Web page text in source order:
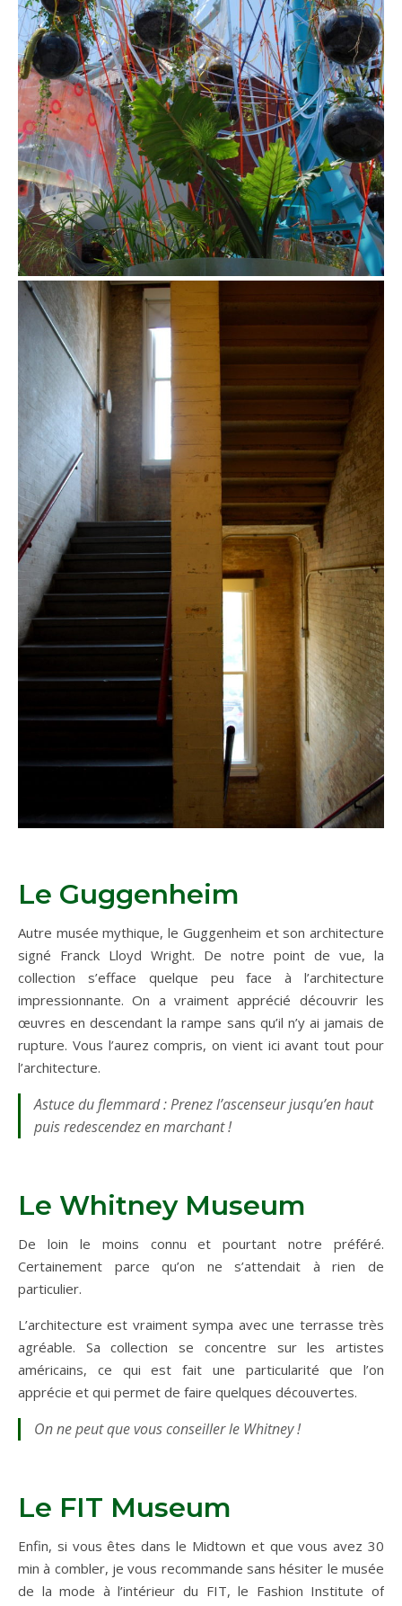
Le Guggenheim
Autre musée mythique, le Guggenheim et son architecture
signé Franck Lloyd Wright. De notre point de vue, la
collection s’efface quelque peu face à l’architecture
impressionnante. On a vraiment apprécié découvrir les
œuvres en descendant la rampe sans qu’il n’y ai jamais de
rupture. Vous l’aurez compris, on vient ici avant tout pour
l’architecture.
Astuce du flemmard : Prenez l’ascenseur jusqu’en haut
puis redescendez en marchant !
Le Whitney Museum
De loin le moins connu et pourtant notre préféré.
Certainement parce qu’on ne s’attendait à rien de
particulier.
L’architecture est vraiment sympa avec une terrasse très
agréable. Sa collection se concentre sur les artistes
américains, ce qui est fait une particularité que l’on
apprécie et qui permet de faire quelques découvertes.
On ne peut que vous conseiller le Whitney !
Le FIT Museum
Enfin, si vous êtes dans le Midtown et que vous avez 30
min à combler, je vous recommande sans hésiter le musée
de la mode à l’intérieur du FIT, le Fashion Institute of